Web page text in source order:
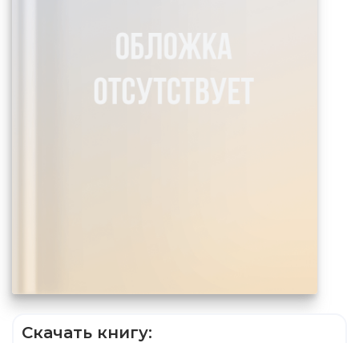
Скачать книгу: